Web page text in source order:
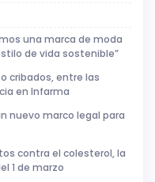
una marca de moda
de vida sostenible”
cribados, entre las
en Infarma
nuevo marco legal para
contra el colesterol, la
1 de marzo